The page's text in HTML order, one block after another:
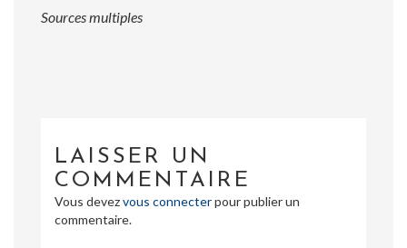
Sources multiples
LAISSER UN
COMMENTAIRE
Vous devezvous connecterpour publier un
commentaire.